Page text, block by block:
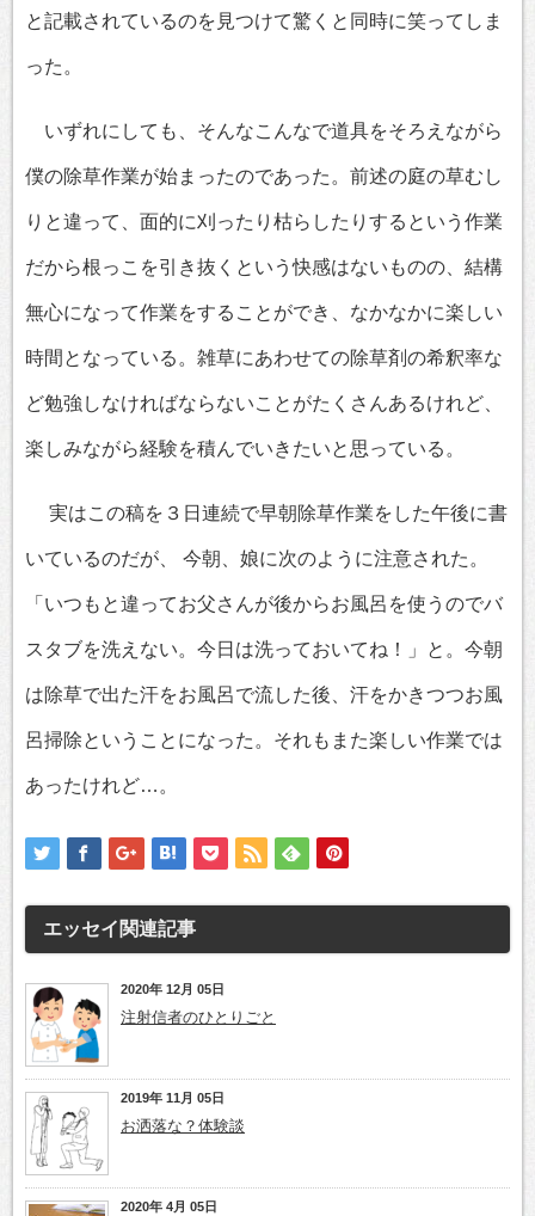
と記載されているのを見つけて驚くと同時に笑ってしま
った。
いずれにしても、そんなこんなで道具をそろえながら
僕の除草作業が始まったのであった。前述の庭の草むし
りと違って、面的に刈ったり枯らしたりするという作業
だから根っこを引き抜くという快感はないものの、結構
無心になって作業をすることができ、なかなかに楽しい
時間となっている。雑草にあわせての除草剤の希釈率な
ど勉強しなければならないことがたくさんあるけれど、
楽しみながら経験を積んでいきたいと思っている。
実はこの稿を３日連続で早朝除草作業をした午後に書
いているのだが、 今朝、娘に次のように注意された。
「いつもと違ってお父さんが後からお風呂を使うのでバ
スタブを洗えない。今日は洗っておいてね！」と。今朝
は除草で出た汗をお風呂で流した後、汗をかきつつお風
呂掃除ということになった。それもまた楽しい作業では
あったけれど…。
エッセイ 関連記事
2020年 12月 05日
注射信者のひとりごと
2019年 11月 05日
お洒落な？体験談
2020年 4月 05日